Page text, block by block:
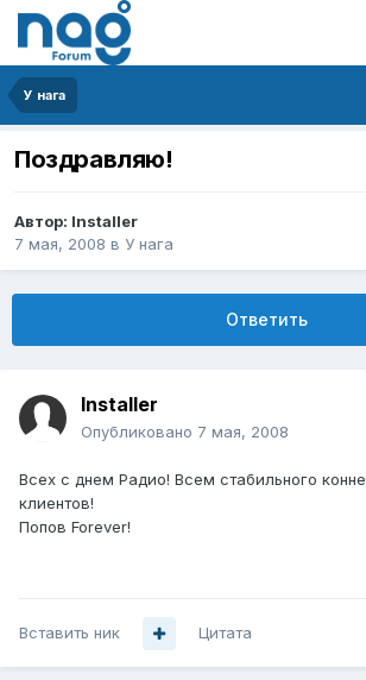
У нага
Поздравляю!
Автор: Installer
7 мая, 2008 в У нага
Ответить
Installer
Опубликовано 7 мая, 2008
Всех с днем Радио! Всем стабильного
клиентов!
Попов Forever!
Вставить ник Цитата